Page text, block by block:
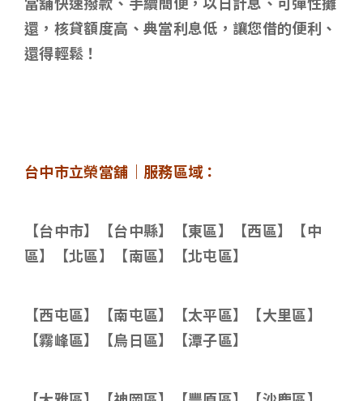
還，核貸額度高、典當利息低，讓您借的便利、
還得輕鬆！
台中市立榮當舖｜服務區域：
【台中市】【台中縣】【東區】【西區】【中
區】【北區】【南區】【北屯區】
【西屯區】【南屯區】【太平區】【大里區】
【霧峰區】【烏日區】【潭子區】